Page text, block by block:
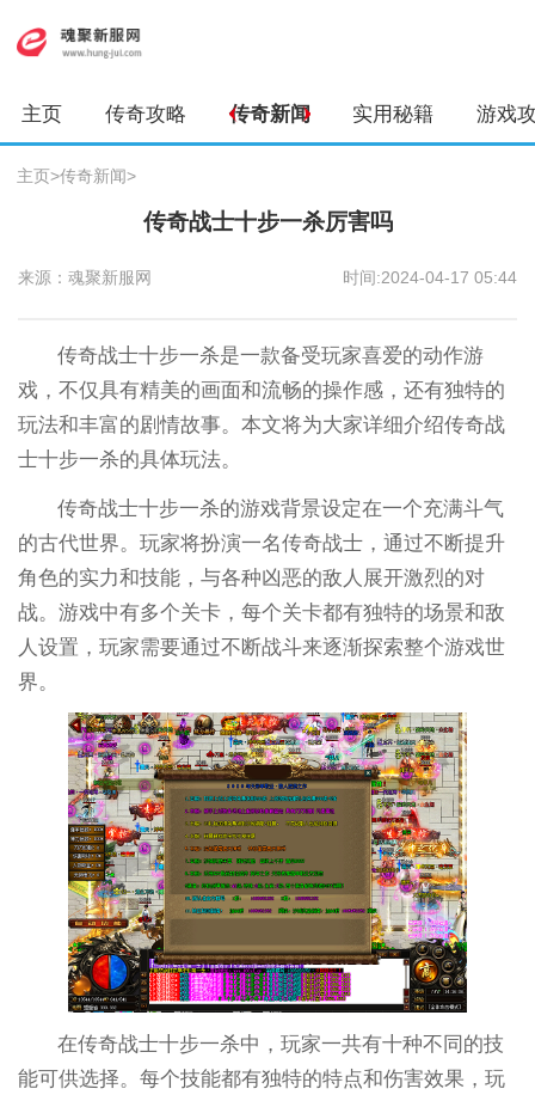
主页 传奇攻略 传奇新闻 实用秘籍 游戏
主页>传奇新闻>
传奇战士十步一杀厉害吗
来源：魂聚新服网 时间:2024-04-17 05:44
传奇战士十步一杀是一款备受玩家喜爱的动作游
戏，不仅具有精美的画面和流畅的操作感，还有独特的
玩法和丰富的剧情故事。本文将为大家详细介绍传奇战
士十步一杀的具体玩法。
传奇战士十步一杀的游戏背景设定在一个充满斗气
的古代世界。玩家将扮演一名传奇战士，通过不断提升
角色的实力和技能，与各种凶恶的敌人展开激烈的对
战。游戏中有多个关卡，每个关卡都有独特的场景和敌
人设置，玩家需要通过不断战斗来逐渐探索整个游戏世
界。
在传奇战士十步一杀中，玩家一共有十种不同的技
能可供选择。每个技能都有独特的特点和伤害效果，玩